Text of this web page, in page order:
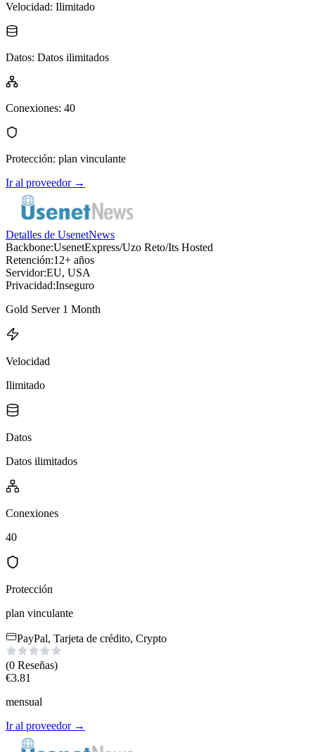
Velocidad: Ilimitado
Datos: Datos ilimitados
Conexiones: 40
Protección: plan vinculante
Ir al proveedor→
Detalles de UsenetNews
Backbone:UsenetExpress/Uzo Reto/Its Hosted
Retención:12+ años
Servidor:EU, USA
Privacidad:Inseguro
Gold Server 1 Month
Velocidad
Ilimitado
Datos
Datos ilimitados
Conexiones
40
Protección
plan vinculante
PayPal, Tarjeta de crédito, Crypto
(0 Reseñas)
€3.81
mensual
Ir al proveedor→